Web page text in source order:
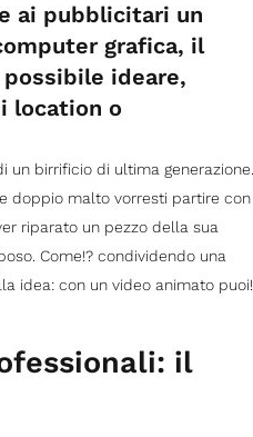
ai pubblicitari un
grafica, il
possibile ideare,
location o
birrificio di ultima generazione.
doppio malto vorresti partire con
riparato un pezzo della sua
Come!? condividendo una
idea: con un video animato puoi!
il